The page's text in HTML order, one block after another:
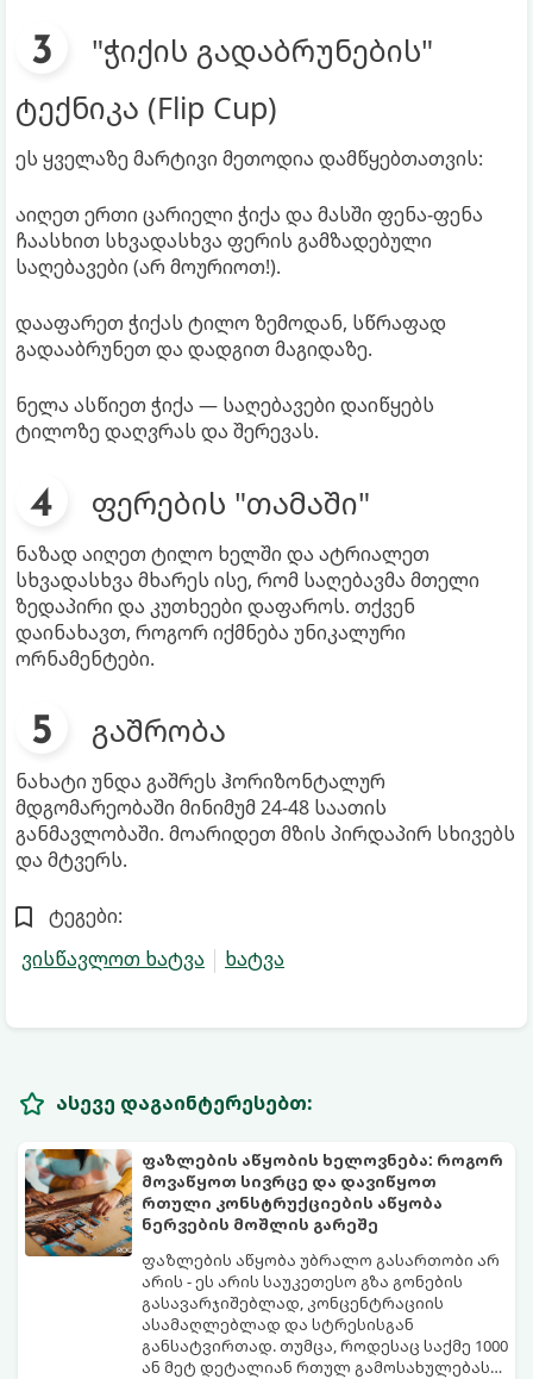
"ჭიქის გადაბრუნების"
ტექნიკა (Flip Cup)
ეს ყველაზე მარტივი მეთოდია დამწყებთათვის:
აიღეთ ერთი ცარიელი ჭიქა და მასში ფენა-ფენა
ჩაასხით სხვადასხვა ფერის გამზადებული
საღებავები (არ მოურიოთ!).
დააფარეთ ჭიქას ტილო ზემოდან, სწრაფად
გადააბრუნეთ და დადგით მაგიდაზე.
ნელა ასწიეთ ჭიქა — საღებავები დაიწყებს
ტილოზე დაღვრას და შერევას.
ფერების "თამაში"
ნაზად აიღეთ ტილო ხელში და ატრიალეთ
სხვადასხვა მხარეს ისე, რომ საღებავმა მთელი
ზედაპირი და კუთხეები დაფაროს. თქვენ
დაინახავთ, როგორ იქმნება უნიკალური
ორნამენტები.
გაშრობა
ნახატი უნდა გაშრეს ჰორიზონტალურ
მდგომარეობაში მინიმუმ 24-48 საათის
განმავლობაში. მოარიდეთ მზის პირდაპირ სხივებს
და მტვერს.
ტეგები:
ვისწავლოთ ხატვა
ხატვა
ასევე დაგაინტერესებთ:
ფაზლების აწყობის ხელოვნება: როგორ
მოვაწყოთ სივრცე და დავიწყოთ
რთული კონსტრუქციების აწყობა
ნერვების მოშლის გარეშე
ფაზლების აწყობა უბრალო გასართობი არ
არის - ეს არის საუკეთესო გზა გონების
გასავარჯიშებლად, კონცენტრაციის
ასამაღლებლად და სტრესისგან
განსატვირთად. თუმცა, როდესაც საქმე 1000
ან მეტ დეტალიან რთულ გამოსახულებას